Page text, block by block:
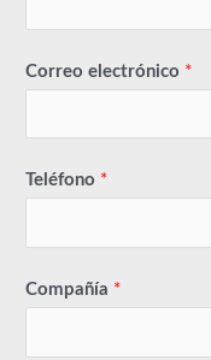
Correo electrónico *
Teléfono *
Compañía *